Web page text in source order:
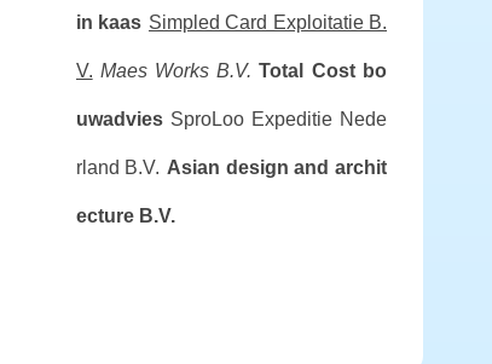
in kaas Simpled Card Exploitatie B.
V. Maes Works B.V. Total Cost bo
uwadvies SproLoo Expeditie Nede
rland B.V. Asian design and archit
ecture B.V.